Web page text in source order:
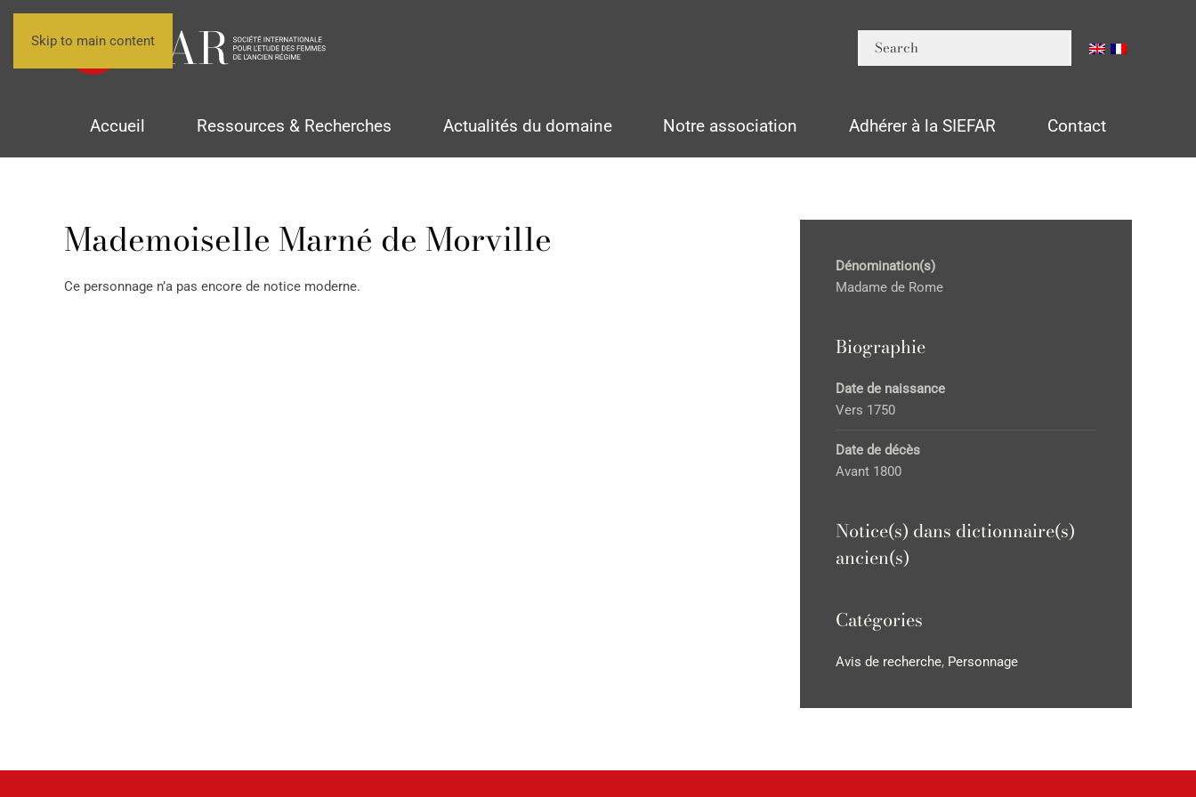
Skip to main content
Accueil Ressources & Recherches Actualités du domaine Notre association Adhérer à la SIEFAR Contact
Mademoiselle Marné de Morville
Ce personnage n’a pas encore de notice moderne.
Dénomination(s)
Madame de Rome
Biographie
Date de naissance
Vers 1750
Date de décès
Avant 1800
Notice(s) dans dictionnaire(s)
ancien(s)
Catégories
Avis de recherche, Personnage